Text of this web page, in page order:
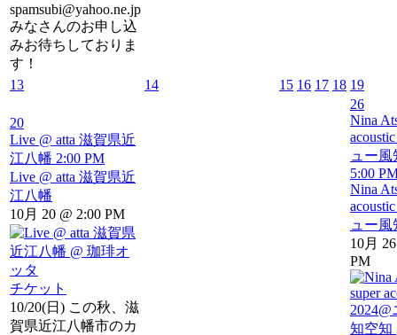
spamsubi@yahoo.ne.jp
みなさんのお申し込
みお待ちしておりま
す！
13 14 15 16 17 18 19
20
Live @ atta 滋賀県近
江八幡 2:00 PM
Live @ atta 滋賀県近
江八幡
10月 20 @ 2:00 PM
チケット
10/20(日) この秋、滋
賀県近江八幡市のカ
26
Nina
ュー
5:00
Nina
ュー
10月
PM